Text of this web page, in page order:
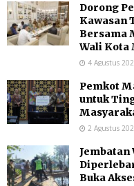
Dorong
Kawasan
Bersama
Wali Kota
4 Agustus
Pemkot
untuk
2 Agustus
Jembatan
Buka